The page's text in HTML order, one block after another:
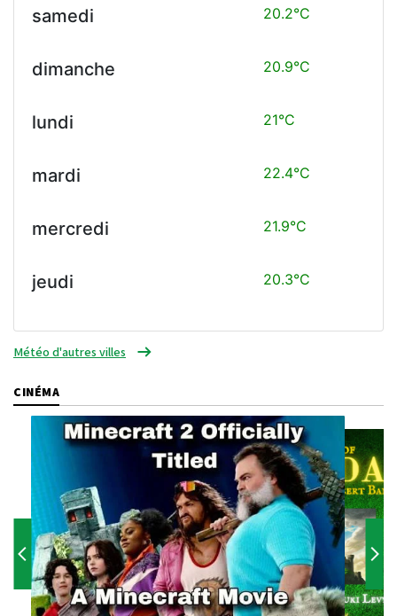
samedi 20.2°C
dimanche 20.9°C
lundi 21°C
mardi 22.4°C
mercredi 21.9°C
jeudi 20.3°C
Météo d'autres villes
CINÉMA